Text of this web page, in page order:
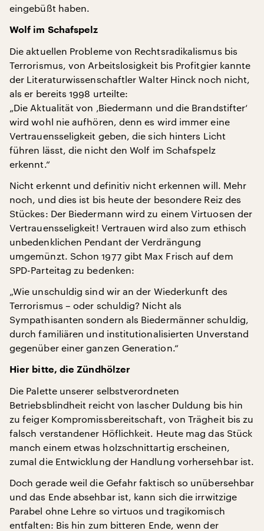
eingebüßt haben.
Wolf im Schafspelz
Die aktuellen Probleme von Rechtsradikalismus bis
Terrorismus, von Arbeitslosigkeit bis Profitgier kannte
der Literaturwissenschaftler Walter Hinck noch nicht,
als er bereits 1998 urteilte:
„Die Aktualität von ‚Biedermann und die Brandstifter‘
wird wohl nie aufhören, denn es wird immer eine
Vertrauensseligkeit geben, die sich hinters Licht
führen lässt, die nicht den Wolf im Schafspelz
erkennt.“
Nicht erkennt und definitiv nicht erkennen will. Mehr
noch, und dies ist bis heute der besondere Reiz des
Stückes: Der Biedermann wird zu einem Virtuosen der
Vertrauensseligkeit! Vertrauen wird also zum ethisch
unbedenklichen Pendant der Verdrängung
umgemünzt. Schon 1977 gibt Max Frisch auf dem
SPD-Parteitag zu bedenken:
„Wie unschuldig sind wir an der Wiederkunft des
Terrorismus – oder schuldig? Nicht als
Sympathisanten sondern als Biedermänner schuldig,
durch familiären und institutionalisierten Unverstand
gegenüber einer ganzen Generation.“
Hier bitte, die Zündhölzer
Die Palette unserer selbstverordneten
Betriebsblindheit reicht von lascher Duldung bis hin
zu feiger Kompromissbereitschaft, von Trägheit bis zu
falsch verstandener Höflichkeit. Heute mag das Stück
manch einem etwas holzschnittartig erscheinen,
zumal die Entwicklung der Handlung vorhersehbar ist.
Doch gerade weil die Gefahr faktisch so unübersehbar
und das Ende absehbar ist, kann sich die irrwitzige
Parabel ohne Lehre so virtuos und tragikomisch
entfalten: Bis hin zum bitteren Ende, wenn der